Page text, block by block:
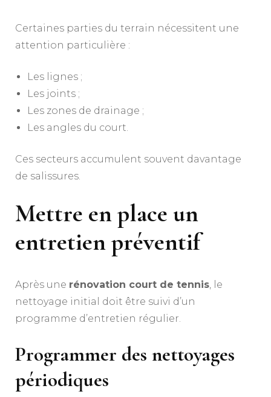
Certaines parties du terrain nécessitent une
attention particulière :
Les lignes ;
Les joints ;
Les zones de drainage ;
Les angles du court.
Ces secteurs accumulent souvent davantage
de salissures.
Mettre en place un
entretien préventif
Après une rénovation court de tennis, le
nettoyage initial doit être suivi d’un
programme d’entretien régulier.
Programmer des nettoyages
périodiques